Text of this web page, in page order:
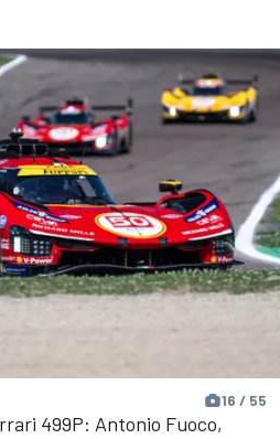
16 / 55
499P: Antonio Fuoco,